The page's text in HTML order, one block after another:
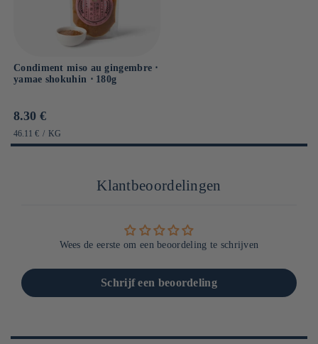
Condiment miso au gingembre ⋅
yamae shokuhin ⋅ 180g
Prix
habituel
8.30 €
PRIX
UNITAIRE
46.11 € / PAR
KG
Klantbeoordelingen
Wees de eerste om een beoordeling te schrijven
Schrijf een beoordeling